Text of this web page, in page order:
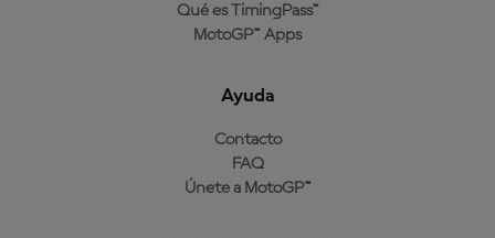
Qué es TimingPass™
MotoGP™ Apps
Ayuda
Contacto
FAQ
Únete a MotoGP™